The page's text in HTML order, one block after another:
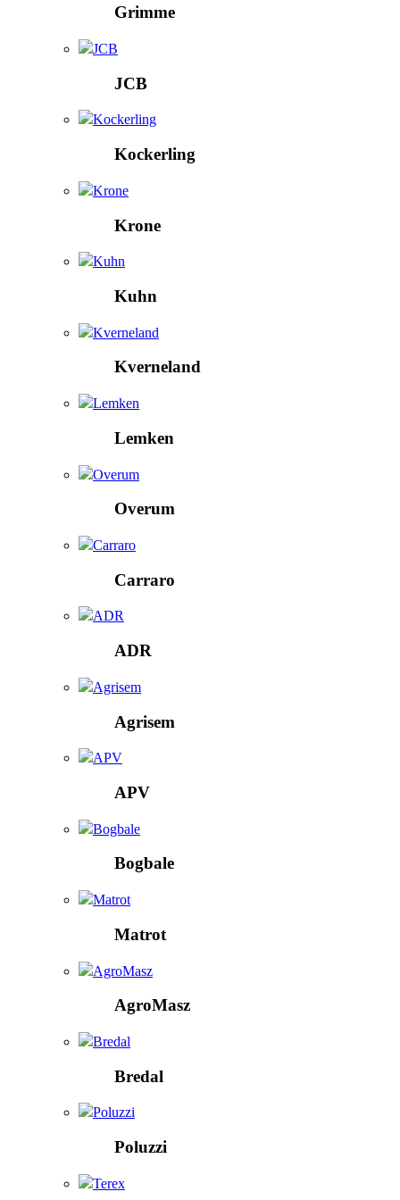
Grimme
JCB
JCB
Kockerling
Kockerling
Krone
Krone
Kuhn
Kuhn
Kverneland
Kverneland
Lemken
Lemken
Overum
Overum
Carraro
Carraro
ADR
ADR
Agrisem
Agrisem
APV
APV
Bogbale
Bogbale
Matrot
Matrot
AgroMasz
AgroMasz
Bredal
Bredal
Poluzzi
Poluzzi
Terex